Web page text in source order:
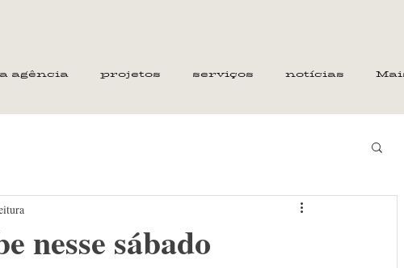
a agência projetos serviços notícias
nesse sábado